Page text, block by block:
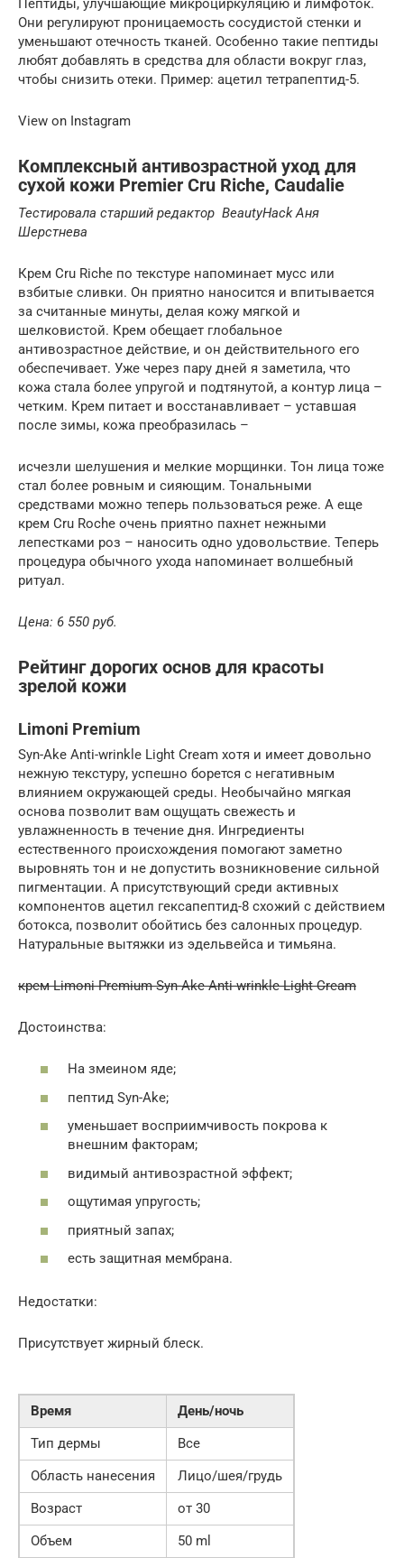
Они регулируют проницаемость сосудистой стенки и
уменьшают отечность тканей. Особенно такие пептиды
любят добавлять в средства для области вокруг глаз,
чтобы снизить отеки. Пример: ацетил тетрапептид-5.
View on Instagram
Комплексный антивозрастной уход для
сухой кожи Premier Cru Riche, Caudalie
Тестировала старший редактор BeautyHack Аня
Шерстнева
Крем Cru Riche по текстуре напоминает мусс или
взбитые сливки. Он приятно наносится и впитывается
за считанные минуты, делая кожу мягкой и
шелковистой. Крем обещает глобальное
антивозрастное действие, и он действительного его
обеспечивает. Уже через пару дней я заметила, что
кожа стала более упругой и подтянутой, а контур лица –
четким. Крем питает и восстанавливает – уставшая
после зимы, кожа преобразилась –
исчезли шелушения и мелкие морщинки. Тон лица тоже
стал более ровным и сияющим. Тональными
средствами можно теперь пользоваться реже. А еще
крем Cru Roche очень приятно пахнет нежными
лепестками роз – наносить одно удовольствие. Теперь
процедура обычного ухода напоминает волшебный
ритуал.
Цена: 6 550 руб.
Рейтинг дорогих основ для красоты
зрелой кожи
Limoni Premium
Syn-Ake Anti-wrinkle Light Cream хотя и имеет довольно
нежную текстуру, успешно борется с негативным
влиянием окружающей среды. Необычайно мягкая
основа позволит вам ощущать свежесть и
увлажненность в течение дня. Ингредиенты
естественного происхождения помогают заметно
выровнять тон и не допустить возникновение сильной
пигментации. А присутствующий среди активных
компонентов ацетил гексапептид-8 схожий с действием
ботокса, позволит обойтись без салонных процедур.
Натуральные вытяжки из эдельвейса и тимьяна.
крем Limoni Premium Syn-Ake Anti-wrinkle Light Cream
Достоинства:
На змеином яде;
пептид Syn-Ake;
уменьшает восприимчивость покрова к
внешним факторам;
видимый антивозрастной эффект;
ощутимая упругость;
приятный запах;
есть защитная мембрана.
Недостатки:
Присутствует жирный блеск.
Время
День/ночь
Тип дермы
Все
Область нанесения
Лицо/шея/грудь
Возраст
от 30
Объем
50 ml